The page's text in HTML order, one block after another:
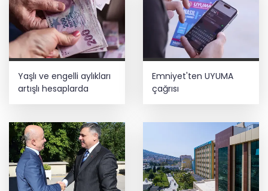
Yaşlı ve engelli aylıkları
artışlı hesaplarda
Emniyet'ten UYUMA
çağrısı